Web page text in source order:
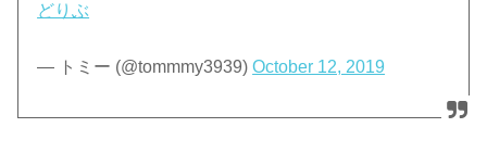
どりぶ
— トミー (@tommmy3939)October 12, 2019